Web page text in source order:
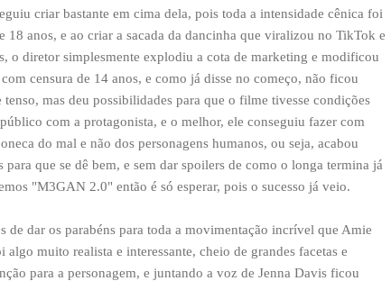
criar bastante em cima dela, pois toda a intensidade cênica foi
18 anos, e ao criar a sacada da dancinha que viralizou no TikTok e
o diretor simplesmente explodiu a cota de marketing e modificou
censura de 14 anos, e como já disse no começo, não ficou
mas deu possibilidades para que o filme tivesse condições
com a protagonista, e o melhor, ele conseguiu fazer com
do mal e não dos personagens humanos, ou seja, acabou
para que se dê bem, e sem dar spoilers de como o longa termina já
"M3GAN 2.0" então é só esperar, pois o sucesso já veio.
de dar os parabéns para toda a movimentação incrível que Amie
muito realista e interessante, cheio de grandes facetas e
para a personagem, e juntando a voz de Jenna Davis ficou